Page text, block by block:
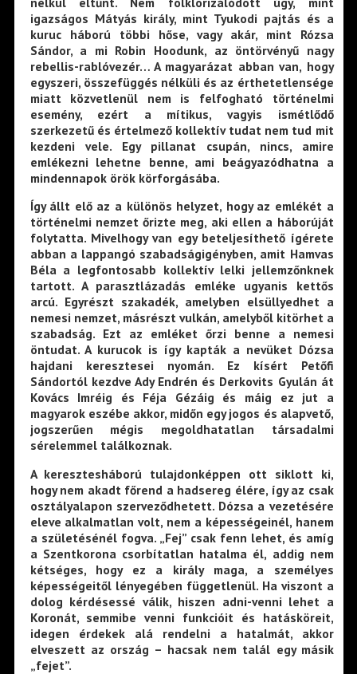
igazságos Mátyás király, mint Tyukodi pajtás és a
kuruc háború többi hőse, vagy akár, mint Rózsa
Sándor, a mi Robin Hoodunk, az öntörvényű nagy
rebellis-rablóvezér… A magyarázat abban van, hogy
egyszeri, összefüggés nélküli és az érthetetlensége
miatt közvetlenül nem is felfogható történelmi
esemény, ezért a mítikus, vagyis ismétlődő
szerkezetű és értelmező kollektív tudat nem tud mit
kezdeni vele. Egy pillanat csupán, nincs, amire
emlékezni lehetne benne, ami beágyazódhatna a
mindennapok örök körforgásába.
Így állt elő az a különös helyzet, hogy az emlékét a
történelmi nemzet őrizte meg, aki ellen a háborúját
folytatta. Mivelhogy van egy beteljesíthető ígérete
abban a lappangó szabadságigényben, amit Hamvas
Béla a legfontosabb kollektív lelki jellemzőnknek
tartott. A parasztlázadás emléke ugyanis kettős
arcú. Egyrészt szakadék, amelyben elsüllyedhet a
nemesi nemzet, másrészt vulkán, amelyből kitörhet a
szabadság. Ezt az emléket őrzi benne a nemesi
öntudat. A kurucok is így kapták a nevüket Dózsa
hajdani keresztesei nyomán. Ez kísért Petőfi
Sándortól kezdve Ady Endrén és Derkovits Gyulán át
Kovács Imréig és Féja Gézáig és máig ez jut a
magyarok eszébe akkor, midőn egy jogos és alapvető,
jogszerűen mégis megoldhatatlan társadalmi
sérelemmel találkoznak.
A keresztesháború tulajdonképpen ott siklott ki,
hogy nem akadt főrend a hadsereg élére, így az csak
osztályalapon szerveződhetett. Dózsa a vezetésére
eleve alkalmatlan volt, nem a képességeinél, hanem
a születésénél fogva. „Fej” csak fenn lehet, és amíg
a Szentkorona csorbítatlan hatalma él, addig nem
kétséges, hogy ez a király maga, a személyes
képességeitől lényegében függetlenül. Ha viszont a
dolog kérdésessé válik, hiszen adni-venni lehet a
Koronát, semmibe venni funkcióit és hatásköreit,
idegen érdekek alá rendelni a hatalmát, akkor
elveszett az ország – hacsak nem talál egy másik
„fejet”.